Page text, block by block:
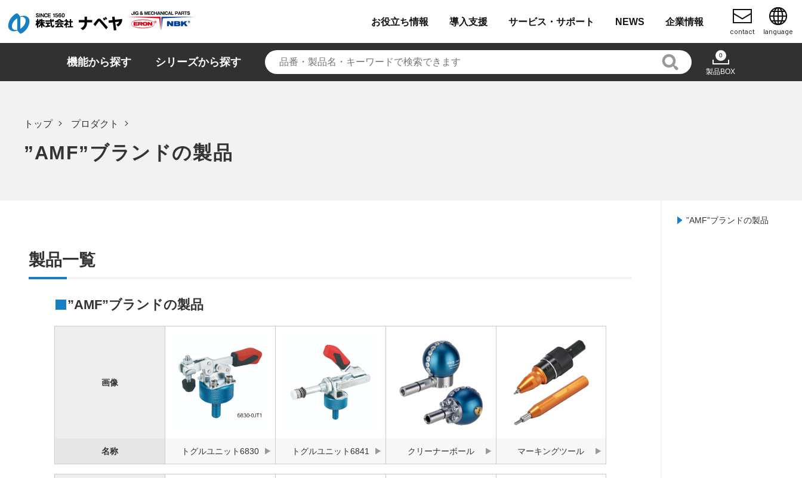
お役立ち情報 導入支援 サービス・ サポート NEWS 企業情報
contact language
機能から探す シリーズから探す
0
製品BOX
トップ プロダクト
”AMF”ブランドの製品
”AMF”ブランドの製品
製品一覧
”AMF”ブランドの製品
画像
名称 トグルユニット6830 トグルユニット6841 クリーナーボール マーキングツール